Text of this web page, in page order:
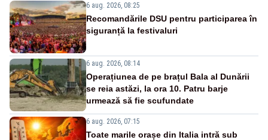
6 aug. 2026, 08:25
Recomandările DSU pentru participarea în
siguranță la festivaluri
6 aug. 2026, 08:14
Operațiunea de pe brațul Bala al Dunării
se reia astăzi, la ora 10. Patru barje
urmează să fie scufundate
6 aug. 2026, 07:15
Toate marile orașe din Italia intră sub